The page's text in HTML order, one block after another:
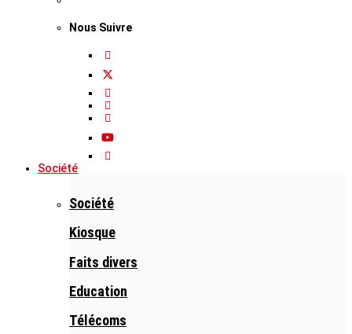
Nous Suivre
Société
Société
Kiosque
Faits divers
Education
Télécoms